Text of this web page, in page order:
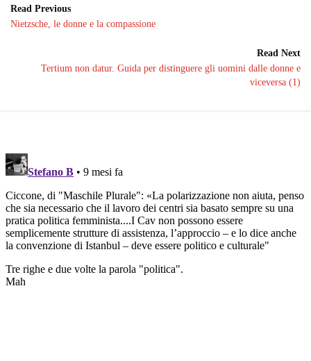
Read Previous
Nietzsche, le donne e la compassione
Read Next
Tertium non datur. Guida per distinguere gli uomini dalle donne e
viceversa (1)